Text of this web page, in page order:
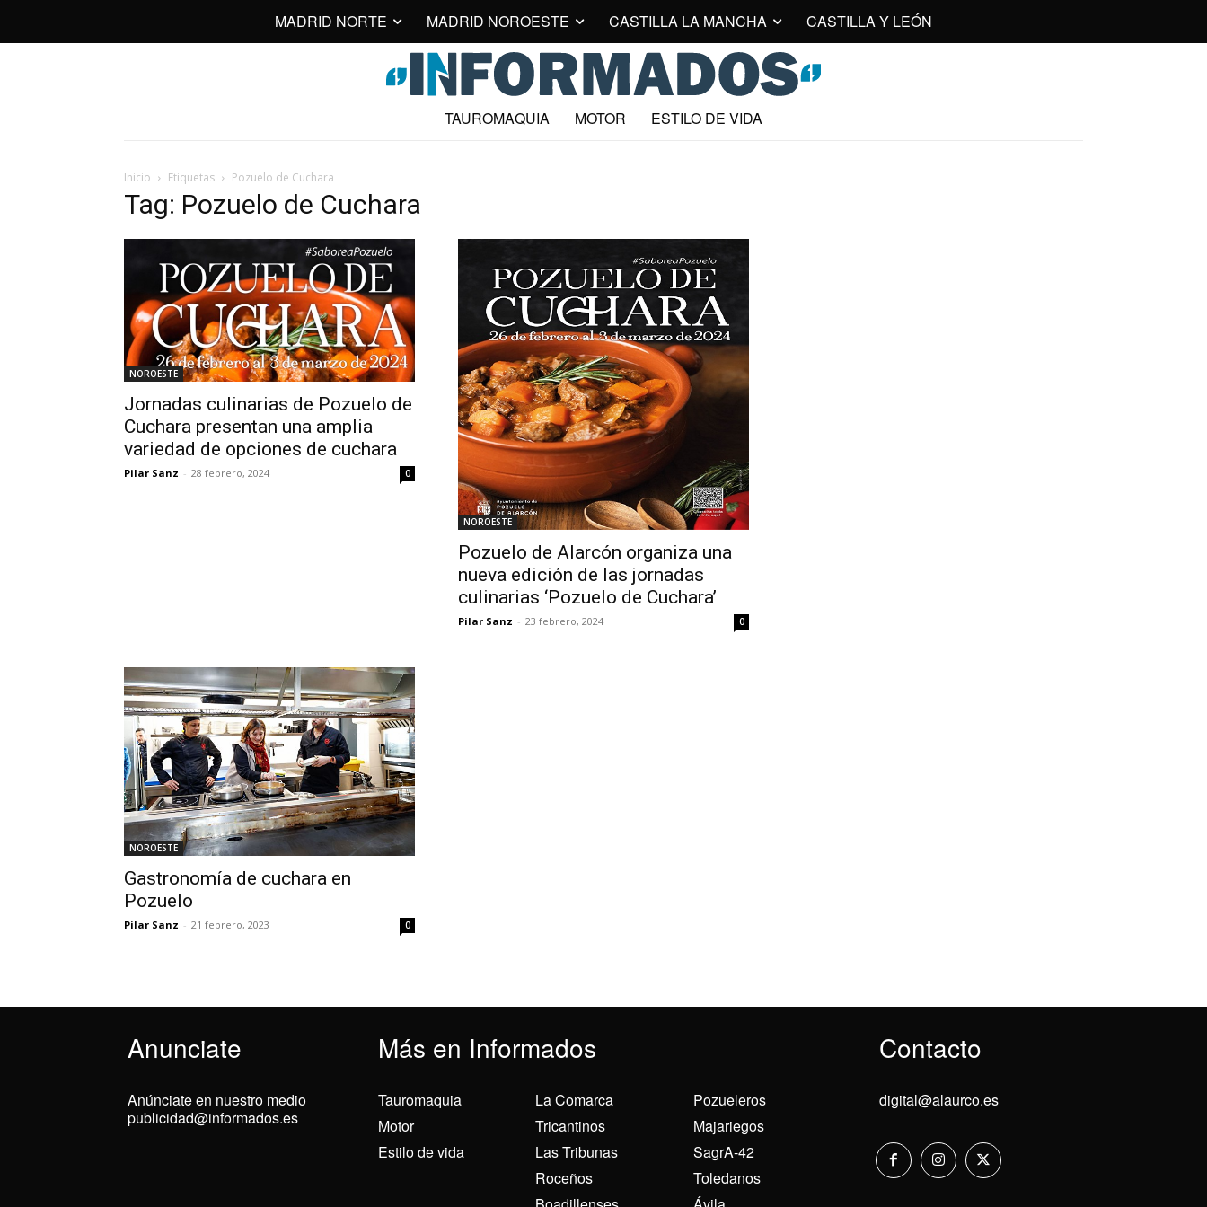
MADRID NORTE MADRID NOROESTE CASTILLA LA MANCHA CASTILLA Y LEÓN
TAUROMAQUIA MOTOR ESTILO DE VIDA
Inicio Etiquetas Pozuelo de Cuchara
Tag: Pozuelo de Cuchara
NOROESTE
Jornadas culinarias de Pozuelo de
Cuchara presentan una amplia
variedad de opciones de cuchara
Pilar Sanz - 28 febrero, 2024 0
NOROESTE
Pozuelo de Alarcón organiza una
nueva edición de las jornadas
culinarias ‘Pozuelo de Cuchara’
Pilar Sanz - 23 febrero, 2024 0
NOROESTE
Gastronomía de cuchara en
Pozuelo
Pilar Sanz - 21 febrero, 2023 0
Anunciate Más en Informados Contacto
Anúnciate en nuestro medio
publicidad@informados.es
Tauromaquia
Motor
Estilo de vida
La Comarca
Tricantinos
Las Tribunas
Roceños
Pozueleros
Majariegos
SagrA-42
Toledanos
digital@alaurco.es